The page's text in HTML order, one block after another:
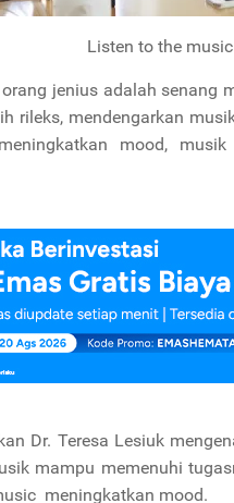
Listen to the
jenius adalah senang
rileks, mendengarkan
mood,
Dr. Teresa Lesiuk
mampu memenuhi
meningkatkan mood.